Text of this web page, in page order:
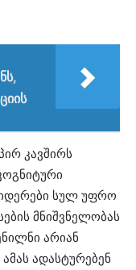
კავშირს
სულ უფრო
მნიშვნელობას
არიან
ადასტურებენ